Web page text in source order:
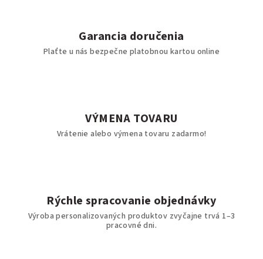
Garancia doručenia
Plaťte u nás bezpečne platobnou kartou online
VÝMENA TOVARU
Vrátenie alebo výmena tovaru zadarmo!
Rýchle spracovanie objednávky
Výroba personalizovaných produktov zvyčajne trvá 1–3
pracovné dni.